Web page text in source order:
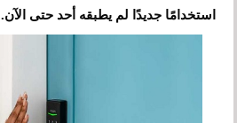
استخدامًا جديدًا لم يطبقه أحد حتى الآن.